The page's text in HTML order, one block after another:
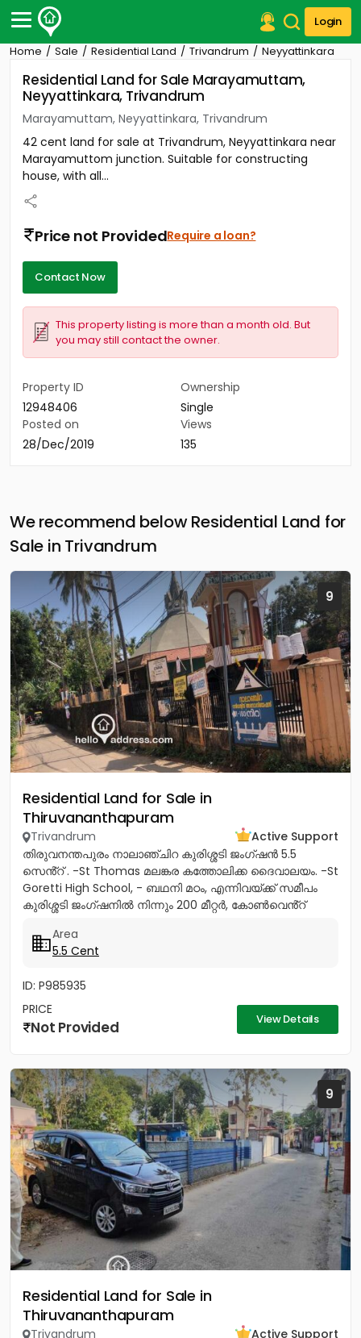
Login
Post Your Property
Post Your Requirement
Properties for Sale
Properties for Rent
Premium Projects
Finance Center
Our Services
Home Sale Residential Land Trivandrum Neyyattinkara
Residential Land for Sale Marayamuttam,
Neyyattinkara, Trivandrum
Marayamuttam, Neyyattinkara, Trivandrum
42 cent land for sale at Trivandrum, Neyyattinkara near
Marayamuttom junction. Suitable for constructing
house, with all...
Price not ProvidedRequire a loan?
Contact Now
This property listing is more than a month old. But
you may still contact the owner.
Property ID
12948406
Ownership
Single
Posted on
28/Dec/2019
Views
135
We recommend below Residential Land for
Sale in Trivandrum
9
Residential Land for Sale in
Thiruvananthapuram
Trivandrum
Active Support
തിരുവനന്തപുരം നാലാഞ്ചിറ കുരിശ്ശടി ജംഗ്ഷൻ 5.5
സെൻ്റ് . -St Thomas മലങ്കര കത്തോലിക്ക ദൈവാലയം. -St
Goretti High School, - ബഥനി മഠം, എന്നിവയ്ക്ക് സമീപം
കുരിശ്ശടി ജംഗ്ഷനിൽ നിന്നും 200 മീറ്റർ, കോൺവെൻ്റ്
Area
5.5 Cent
ID: P985935
PRICE
Not Provided View Details
9
Residential Land for Sale in
Thiruvananthapuram
Trivandrum
Active Support